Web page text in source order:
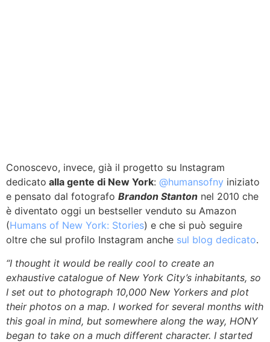
Conoscevo, invece, già il progetto su Instagram
dedicato alla gente di New York: @humansofny iniziato
e pensato dal fotografo Brandon Stanton nel 2010 che
è diventato oggi un bestseller venduto su Amazon
(Humans of New York: Stories) e che si può seguire
oltre che sul profilo Instagram anche sul blog dedicato.
“I thought it would be really cool to create an
exhaustive catalogue of New York City’s inhabitants, so
I set out to photograph 10,000 New Yorkers and plot
their photos on a map. I worked for several months with
this goal in mind, but somewhere along the way, HONY
began to take on a much different character. I started